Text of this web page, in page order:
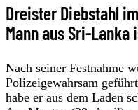
Dreister Diebstahl
Mann aus Sri-
Nach seiner Festnahme
Polizeigewahrsam
habe er aus dem Laden